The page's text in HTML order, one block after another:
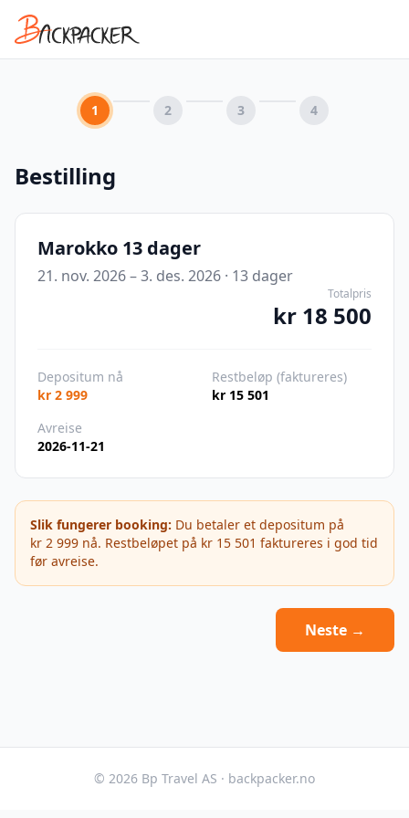
1 2 3 4
Bestilling
Marokko 13 dager
21. nov. 2026 – 3. des. 2026 · 13 dager
Totalpris
kr 18 500
Depositum nå
kr 2 999
Restbeløp (faktureres)
kr 15 501
Avreise
2026-11-21
Slik fungerer booking: Du betaler et depositum på
kr 2 999 nå. Restbeløpet på kr 15 501 faktureres i god tid
før avreise.
Neste →
© 2026 Bp Travel AS · backpacker.no